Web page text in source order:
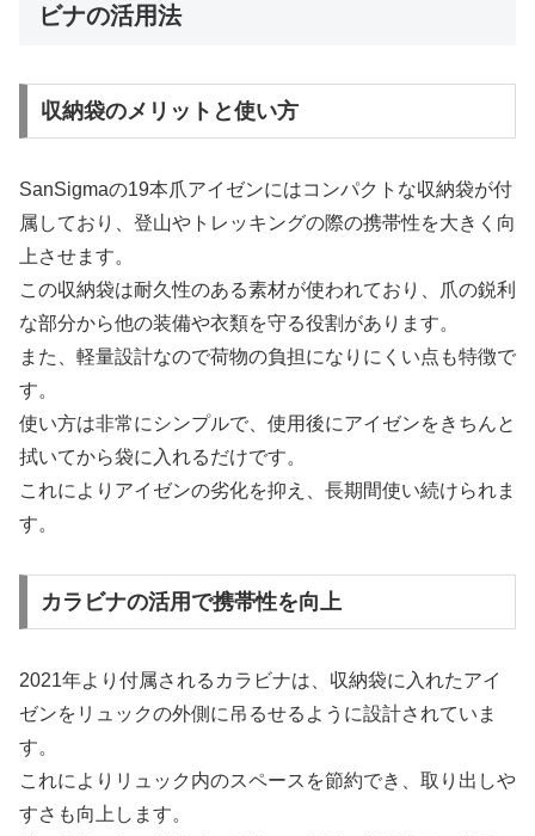
ビナの活用法
収納袋のメリットと使い方
SanSigmaの19本爪アイゼンにはコンパクトな収納袋が付
属しており、登山やトレッキングの際の携帯性を大きく向
上させます。
この収納袋は耐久性のある素材が使われており、爪の鋭利
な部分から他の装備や衣類を守る役割があります。
また、軽量設計なので荷物の負担になりにくい点も特徴で
す。
使い方は非常にシンプルで、使用後にアイゼンをきちんと
拭いてから袋に入れるだけです。
これによりアイゼンの劣化を抑え、長期間使い続けられま
す。
カラビナの活用で携帯性を向上
2021年より付属されるカラビナは、収納袋に入れたアイ
ゼンをリュックの外側に吊るせるように設計されていま
す。
これによりリュック内のスペースを節約でき、取り出しや
すさも向上します。